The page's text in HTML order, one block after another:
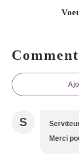
S
Merci